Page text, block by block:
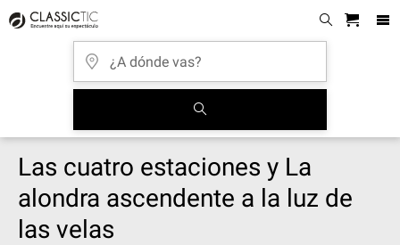
Las cuatro estaciones y La
alondra ascendente a la luz de
las velas